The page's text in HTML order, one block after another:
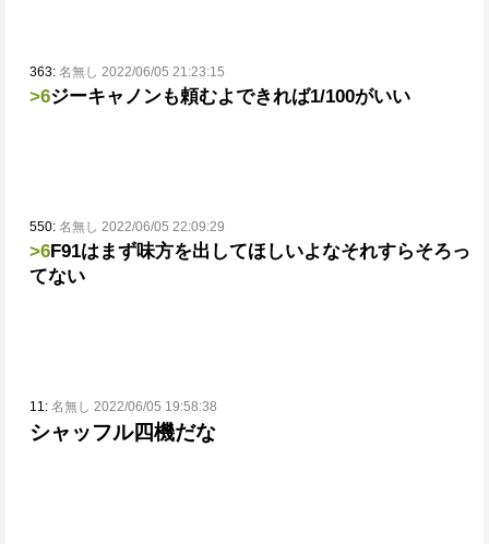
363: 名無し 2022/06/05 21:23:15
>6ジーキャノンも頼むよできれば1/100がいい
550: 名無し 2022/06/05 22:09:29
>6F91はまず味方を出してほしいよなそれすらそろっ
てない
11: 名無し 2022/06/05 19:58:38
シャッフル四機だな